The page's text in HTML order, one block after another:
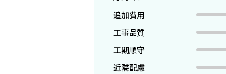
追加費用
工事品質
工期順守
近隣配慮